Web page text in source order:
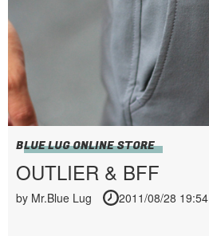
BLUE LUG ONLINE STORE
OUTLIER & BFF
by Mr.Blue Lug 2011/08/28 19:54